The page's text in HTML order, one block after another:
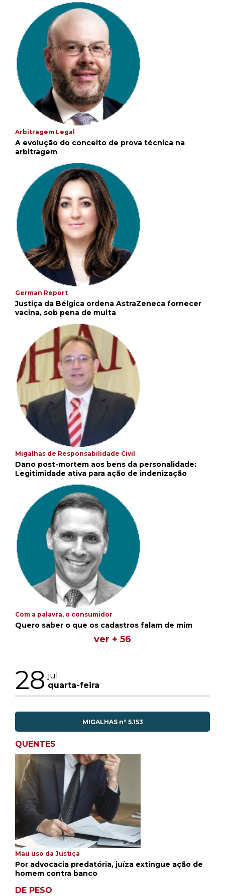
Arbitragem Legal
A evolução do conceito de prova técnica na
arbitragem
German Report
Justiça da Bélgica ordena AstraZeneca fornecer
vacina, sob pena de multa
Migalhas de Responsabilidade Civil
Dano post-mortem aos bens da personalidade:
Legitimidade ativa para ação de indenização
Com a palavra, o consumidor
Quero saber o que os cadastros falam de mim
ver + 56
28 jul.
quarta-feira
MIGALHAS nº 5.153
QUENTES
Mau uso da Justiça
Por advocacia predatória, juíza extingue ação de
homem contra banco
DE PESO